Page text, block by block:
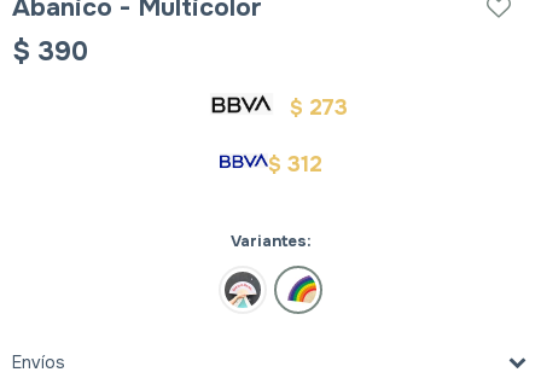
Abanico - Multicolor
$ 390
$ 273
$ 312
Variantes:
Envíos